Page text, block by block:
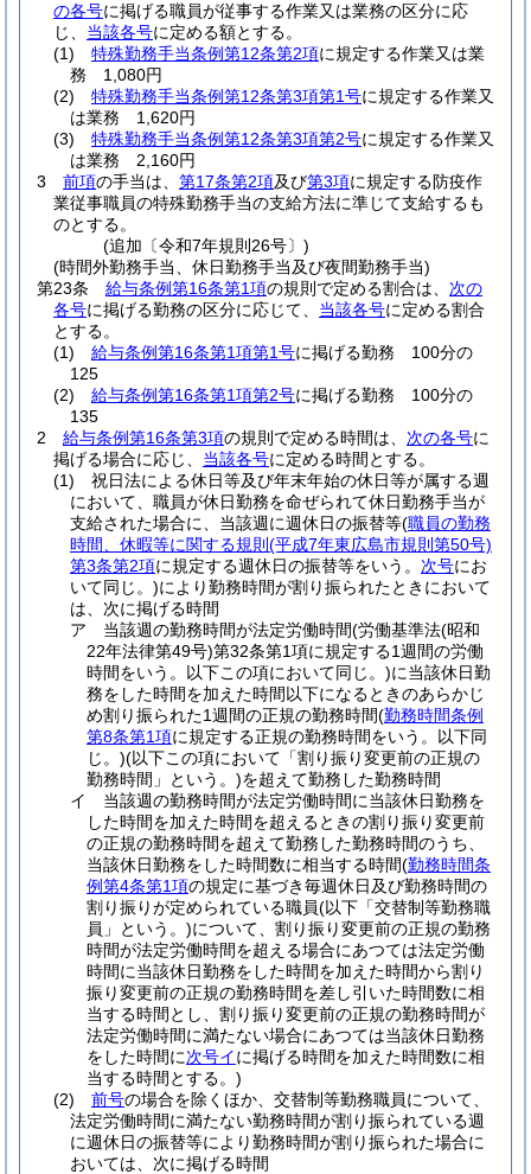
の各号に掲げる職員が従事する作業又は業務の区分に応
じ、 当該各号に定める額とする。
(1)
特殊勤務手当条例第12条第2項に規定する作業又は業
務 1,080円
(2)
特殊勤務手当条例第12条第3項第1号に規定する作業又
は業務 1,620円
(3)
特殊勤務手当条例第12条第3項第2号に規定する作業又
は業務 2,160円
3
前項の手当は、 第17条第2項及び第3項に規定する防疫作
業従事職員の特殊勤務手当の支給方法に準じて支給するも
のとする。
(追加〔令和7年規則26号〕)
(時間外勤務手当、休日勤務手当及び夜間勤務手当)
第23条
給与条例第16条第1項の規則で定める割合は、 次の
各号に掲げる勤務の区分に応じて、 当該各号に定める割合
とする。
(1)
給与条例第16条第1項第1号に掲げる勤務 100分の
125
(2)
給与条例第16条第1項第2号に掲げる勤務 100分の
135
2
給与条例第16条第3項の規則で定める時間は、 次の各号に
掲げる場合に応じ、 当該各号に定める時間とする。
(1)
祝日法による休日等及び年末年始の休日等が属する週
において、職員が休日勤務を命ぜられて休日勤務手当が
支給された場合に、当該週に週休日の振替等(職員の勤務
時間、休暇等に関する規則 (平成7年東広島市規則第50号)
第3条第2項に規定する週休日の振替等をいう。 次号にお
いて同じ。)により勤務時間が割り振られたときにおいて
は、次に掲げる時間
ア
当該週の勤務時間が法定労働時間(労働基準法(昭和
22年法律第49号)第32条第1項に規定する1週間の労働
時間をいう。以下この項において同じ。)に当該休日勤
務をした時間を加えた時間以下になるときのあらかじ
め割り振られた1週間の正規の勤務時間(勤務時間条例
第8条第1項に規定する正規の勤務時間をいう。以下同
じ。)(以下この項において「割り振り変更前の正規の
勤務時間」という。)を超えて勤務した勤務時間
イ
当該週の勤務時間が法定労働時間に当該休日勤務を
した時間を加えた時間を超えるときの割り振り変更前
の正規の勤務時間を超えて勤務した勤務時間のうち、
当該休日勤務をした時間数に相当する時間(勤務時間条
例第4条第1項の規定に基づき毎週休日及び勤務時間の
割り振りが定められている職員(以下「交替制等勤務職
員」という。)について、割り振り変更前の正規の勤務
時間が法定労働時間を超える場合にあつては法定労働
時間に当該休日勤務をした時間を加えた時間から割り
振り変更前の正規の勤務時間を差し引いた時間数に相
当する時間とし、割り振り変更前の正規の勤務時間が
法定労働時間に満たない場合にあつては当該休日勤務
をした時間に次号イに掲げる時間を加えた時間数に相
当する時間とする。)
(2)
前号の場合を除くほか、交替制等勤務職員について、
法定労働時間に満たない勤務時間が割り振られている週
に週休日の振替等により勤務時間が割り振られた場合に
おいては、次に掲げる時間